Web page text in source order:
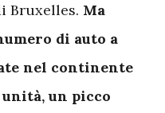
Bruxelles. Ma
di auto a
nel continente
unità, un picco